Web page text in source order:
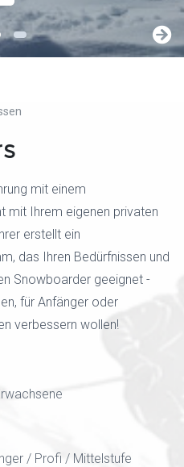
mit einem
mit Ihrem eigenen privaten
erstellt ein
das Ihren Bedürfnissen und
Snowboarder geeignet -
für Anfänger oder
verbessern wollen!
/ Profi / Mittelstufe